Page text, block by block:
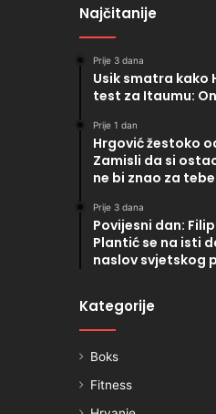
Najčitanije
Prije 3 dana
Usik smatra kako
test za Itaumu:
Prije 1 dan
Hrgović žestoko
Zamisli da si
ne bi znao za
Prije 3 dana
Povijesni dan:
Plantić se na isti
naslov svjetskog
Kategorije
Boks
Fitness